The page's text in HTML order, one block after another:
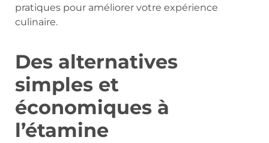
pratiques pour améliorer votre expérience
culinaire.
Des alternatives
simples et
économiques à
l’étamine